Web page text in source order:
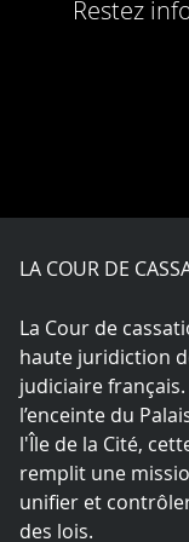
Restez
LA COUR DE
La Cour de
haute juridiction
judiciaire
l’enceinte du
l'Île de la Cité,
remplit une
unifier et
des lois.